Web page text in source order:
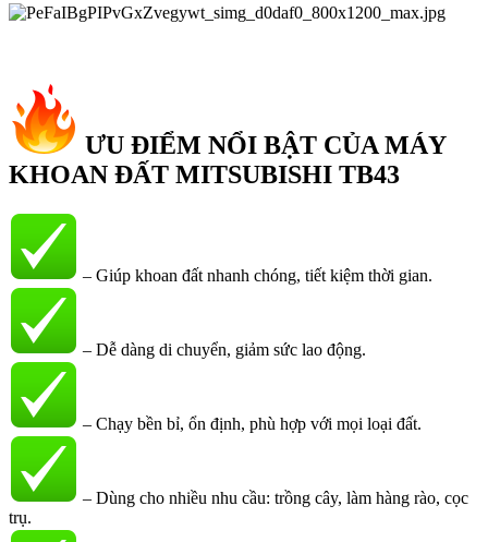
ƯU ĐIỂM NỔI BẬT CỦA MÁY
KHOAN ĐẤT MITSUBISHI TB43
– Giúp khoan đất nhanh chóng, tiết kiệm thời gian.
– Dễ dàng di chuyển, giảm sức lao động.
– Chạy bền bỉ, ổn định, phù hợp với mọi loại đất.
– Dùng cho nhiều nhu cầu: trồng cây, làm hàng rào, cọc
trụ.